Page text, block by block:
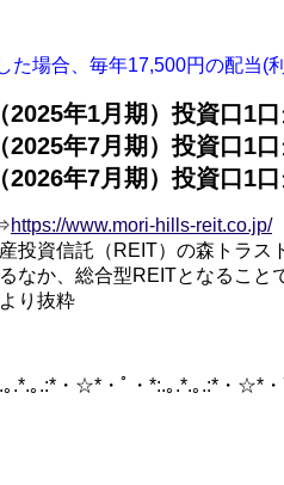
た場合、毎年17,500円の配当(
2025年1月期）投資口1
2025年7月期）投資口1
2026年7月期）投資口1
https://www.mori-hills-reit.co.jp/
投資信託（REIT）の森トラ
なか、総合型REITとなること
り抜粋
.*.｡.:*・☆*・ﾟ・*:.｡.*.｡.:*・☆*・